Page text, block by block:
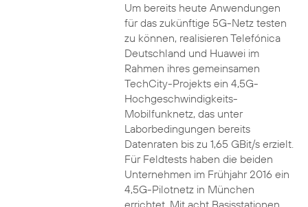
Um bereits heute Anwendungen
für das zukünftige 5G-Netz testen
zu können, realisieren Telefónica
Deutschland und Huawei im
Rahmen ihres gemeinsamen
TechCity-Projekts ein 4,5G-
Hochgeschwindigkeits-
Mobilfunknetz, das unter
Laborbedingungen bereits
Datenraten bis zu 1,65 GBit/s erzielt.
Für Feldtests haben die beiden
Unternehmen im Frühjahr 2016 ein
4,5G-Pilotnetz in München
errichtet. Mit acht Basisstationen